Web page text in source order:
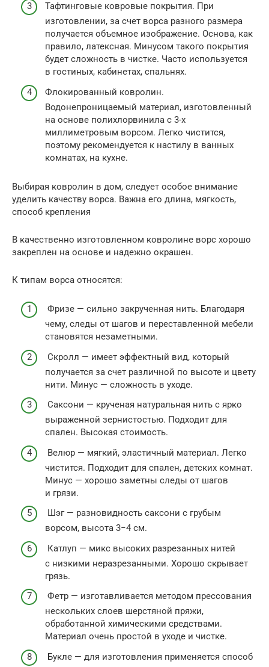
Тафтинговые ковровые покрытия. При
изготовлении, за счет ворса разного размера
получается объемное изображение. Основа, как
правило, латексная. Минусом такого покрытия
будет сложность в чистке. Часто используется
в гостиных, кабинетах, спальнях.
Флокированный ковролин.
Водонепроницаемый материал, изготовленный
на основе полихлорвинила с 3-х
миллиметровым ворсом. Легко чистится,
поэтому рекомендуется к настилу в ванных
комнатах, на кухне.
Выбирая ковролин в дом, следует особое внимание
уделить качеству ворса. Важна его длина, мягкость,
способ крепления
В качественно изготовленном ковролине ворс хорошо
закреплен на основе и надежно окрашен.
К типам ворса относятся:
Фризе — сильно закрученная нить. Благодаря
чему, следы от шагов и переставленной мебели
становятся незаметными.
Скролл — имеет эффектный вид, который
получается за счет различной по высоте и цвету
нити. Минус — сложность в уходе.
Саксони — крученая натуральная нить с ярко
выраженной зернистостью. Подходит для
спален. Высокая стоимость.
Велюр — мягкий, эластичный материал. Легко
чистится. Подходит для спален, детских комнат.
Минус — хорошо заметны следы от шагов
и грязи.
Шэг — разновидность саксони с грубым
ворсом, высота 3−4 см.
Катлуп — микс высоких разрезанных нитей
с низкими неразрезанными. Хорошо скрывает
грязь.
Фетр — изготавливается методом прессования
нескольких слоев шерстяной пряжи,
обработанной химическими средствами.
Материал очень простой в уходе и чистке.
Букле — для изготовления применяется способ